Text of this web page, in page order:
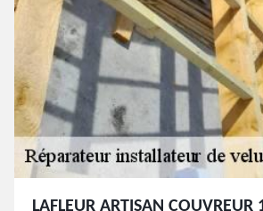
LAFLEUR ARTISAN COUVREUR